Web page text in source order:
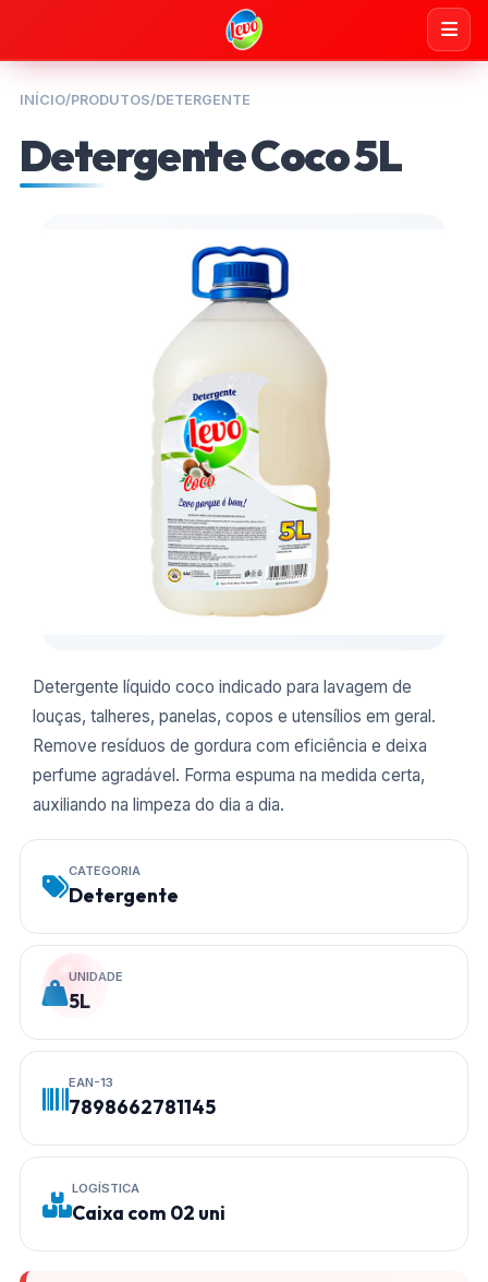
INÍCIO/PRODUTOS/DETERGENTE
Detergente Coco 5L
Detergente líquido coco indicado para lavagem de
louças, talheres, panelas, copos e utensílios em geral.
Remove resíduos de gordura com eficiência e deixa
perfume agradável. Forma espuma na medida certa,
auxiliando na limpeza do dia a dia.
CATEGORIA
Detergente
UNIDADE
5L
EAN-13
7898662781145
LOGÍSTICA
Caixa com 02 uni